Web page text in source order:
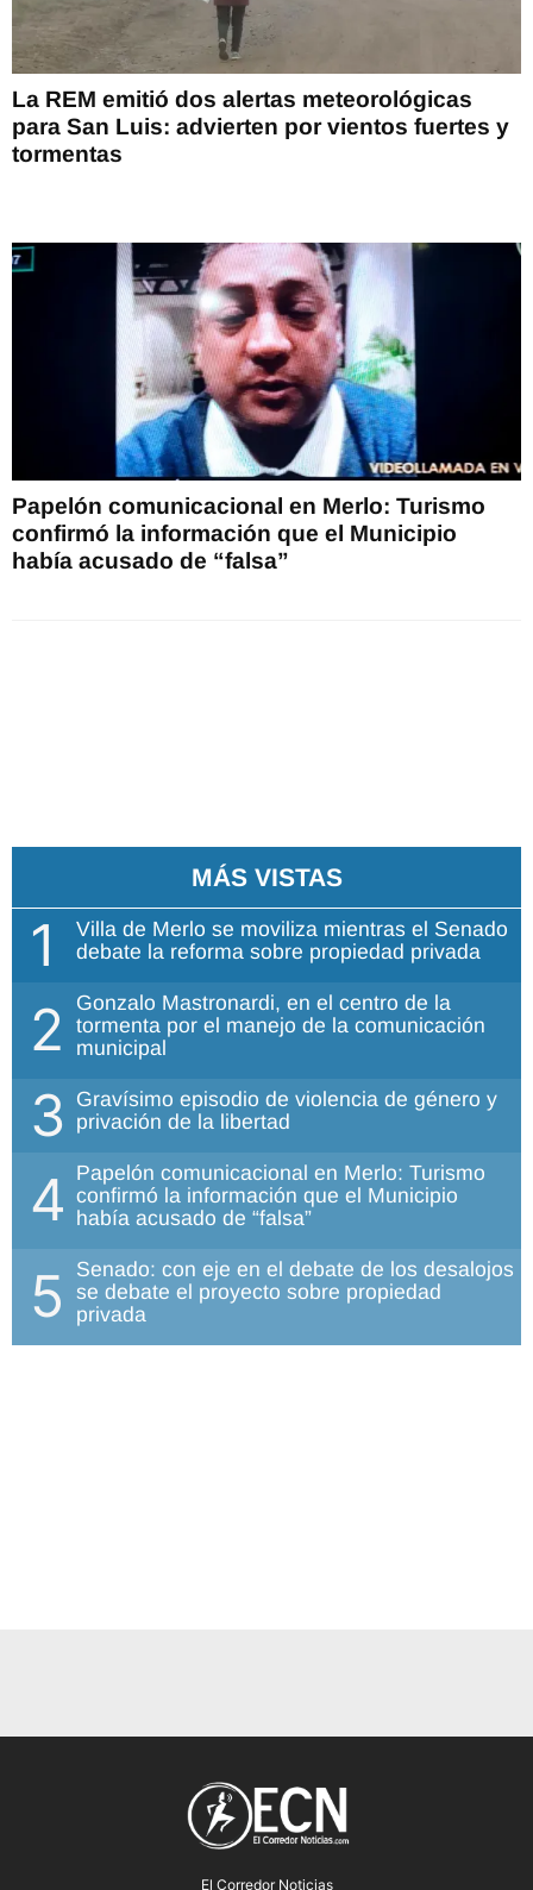
La REM emitió dos alertas meteorológicas
para San Luis: advierten por vientos fuertes y
tormentas
Papelón comunicacional en Merlo: Turismo
confirmó la información que el Municipio
había acusado de “falsa”
MÁS VISTAS
1
Villa de Merlo se moviliza mientras el Senado
debate la reforma sobre propiedad privada
2
Gonzalo Mastronardi, en el centro de la
tormenta por el manejo de la comunicación
municipal
3 Gravísimo episodio de violencia de género y
privación de la libertad
4 Papelón comunicacional en Merlo: Turismo
confirmó la información que el Municipio
había acusado de “falsa”
5
Senado: con eje en el debate de los desalojos
se debate el proyecto sobre propiedad
privada
El Corredor Noticias